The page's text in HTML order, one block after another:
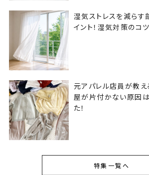
湿気ストレスを減ら
イント！湿気対策のコ
元アパレル店員が教
屋が片付かない原因
た！
特集一覧へ